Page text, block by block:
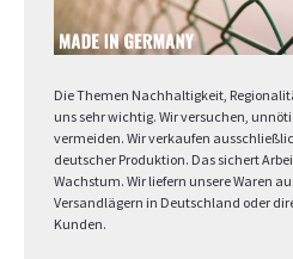
Die Themen Nachhaltigkeit,
uns sehr wichtig. Wir versuchen,
vermeiden. Wir verkaufen
deutscher Produktion. Das sichert
Wachstum. Wir liefern unsere Waren
Versandlägern in Deutschland oder
Kunden.